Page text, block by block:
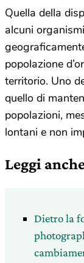
Quella della
alcuni
popolazione
territorio. Uno
quello di
popolazioni,
lontani e non
Leggi
Dietro la